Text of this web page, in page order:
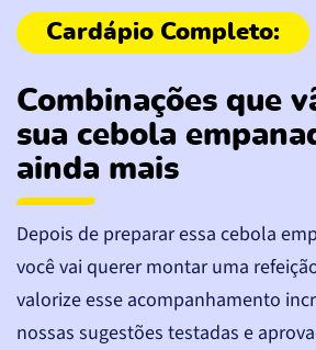
Combinações que
sua cebola
ainda mais
Depois de preparar essa cebola
você vai querer montar uma
valorize esse acompanhamento
nossas sugestões testadas e